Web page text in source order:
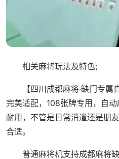
相关麻将玩法及特色;
【四川成都麻将·缺门专
完美适配，108张牌专用，自
耐用，不管是日常消遣还是朋
合适。
普通麻将机支持成都麻将